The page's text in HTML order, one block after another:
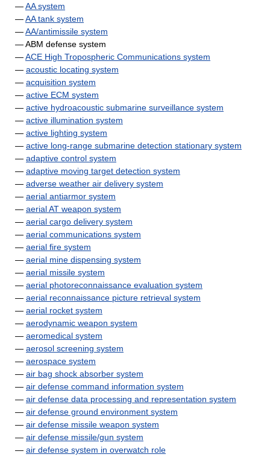
—AA system
—AA tank system
—AA/antimissile system
— ABM defense system
—ACE High Tropospheric Communications system
— acoustic locating system
— acquisition system
— active ECM system
— active hydroacoustic submarine surveillance system
— active illumination system
— active lighting system
— active long-range submarine detection stationary system
— adaptive control system
— adaptive moving target detection system
— adverse weather air delivery system
— aerial antiarmor system
— aerial AT weapon system
— aerial cargo delivery system
— aerial communications system
— aerial fire system
— aerial mine dispensing system
— aerial missile system
— aerial photoreconnaissance evaluation system
— aerial reconnaissance picture retrieval system
— aerial rocket system
— aerodynamic weapon system
— aeromedical system
— aerosol screening system
— aerospace system
— air bag shock absorber system
— air defense command information system
— air defense data processing and representation system
— air defense ground environment system
— air defense missile weapon system
— air defense missile/gun system
— air defense system in overwatch role